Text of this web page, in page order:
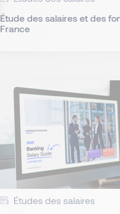
Étude des salaires et des
France
Études des salaires